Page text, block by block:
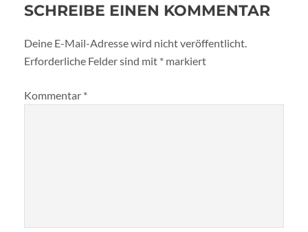
SCHREIBE EINEN KOMMENTAR
Deine E-Mail-Adresse wird nicht veröffentlicht.
Erforderliche Felder sind mit * markiert
Kommentar *